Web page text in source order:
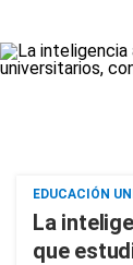
EDUCACIÓN
La
que